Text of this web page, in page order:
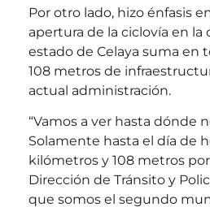
Por otro lado, hizo énfasis
apertura de la ciclovía en la
estado de Celaya suma en
108 metros de
actual administración.
“Vamos a ver hasta dónde
Solamente hasta el día de
kilómetros y 108 metros
Dirección de Tránsito y
que somos el segundo